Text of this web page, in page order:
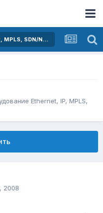
Активное оборудование Ethernet, IP, MPLS, SDN/NFV...
Ethernet, IP, MPLS,
2008